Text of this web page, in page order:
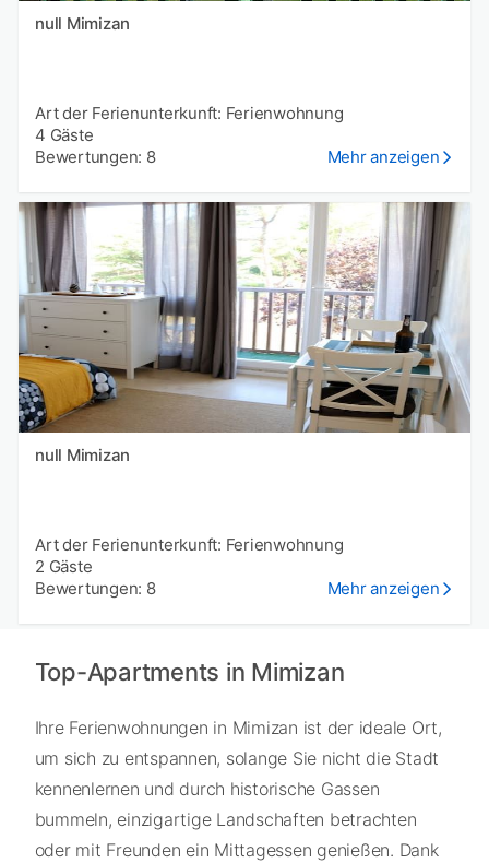
null Mimizan
Art der Ferienunterkunft: Ferienwohnung
4 Gäste
Bewertungen: 8
Mehr anzeigen
null Mimizan
Art der Ferienunterkunft: Ferienwohnung
2 Gäste
Bewertungen: 8
Mehr anzeigen
Top-Apartments in Mimizan
Ihre Ferienwohnungen in Mimizan ist der ideale Ort,
um sich zu entspannen, solange Sie nicht die Stadt
kennenlernen und durch historische Gassen
bummeln, einzigartige Landschaften betrachten
oder mit Freunden ein Mittagessen genießen. Dank